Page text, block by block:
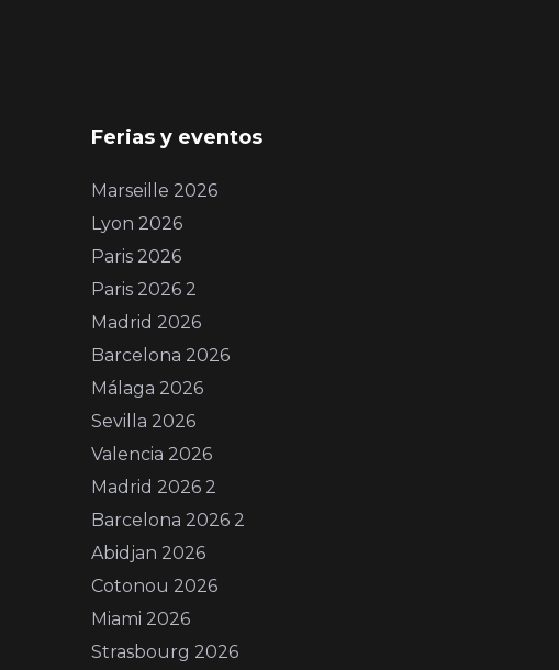
Ferias y eventos
Marseille 2026
Lyon 2026
Paris 2026
Paris 2026 2
Madrid 2026
Barcelona 2026
Málaga 2026
Sevilla 2026
Valencia 2026
Madrid 2026 2
Barcelona 2026 2
Abidjan 2026
Cotonou 2026
Miami 2026
Strasbourg 2026